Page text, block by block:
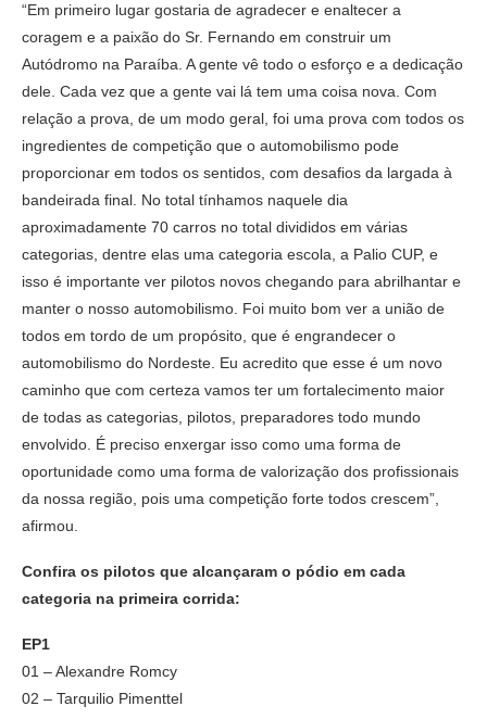
“Em primeiro lugar gostaria de agradecer e enaltecer a
coragem e a paixão do Sr. Fernando em construir um
Autódromo na Paraíba. A gente vê todo o esforço e a dedicação
dele. Cada vez que a gente vai lá tem uma coisa nova. Com
relação a prova, de um modo geral, foi uma prova com todos os
ingredientes de competição que o automobilismo pode
proporcionar em todos os sentidos, com desafios da largada à
bandeirada final. No total tínhamos naquele dia
aproximadamente 70 carros no total divididos em várias
categorias, dentre elas uma categoria escola, a Palio CUP, e
isso é importante ver pilotos novos chegando para abrilhantar e
manter o nosso automobilismo. Foi muito bom ver a união de
todos em tordo de um propósito, que é engrandecer o
automobilismo do Nordeste. Eu acredito que esse é um novo
caminho que com certeza vamos ter um fortalecimento maior
de todas as categorias, pilotos, preparadores todo mundo
envolvido. É preciso enxergar isso como uma forma de
oportunidade como uma forma de valorização dos profissionais
da nossa região, pois uma competição forte todos crescem”,
afirmou.
Confira os pilotos que alcançaram o pódio em cada
categoria na primeira corrida:
EP1
01 – Alexandre Romcy
02 – Tarquilio Pimenttel